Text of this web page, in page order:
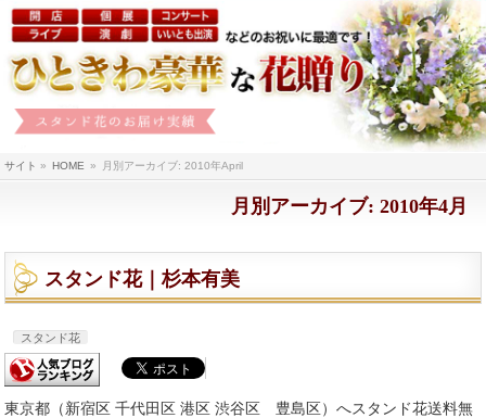
サイト » HOME » 月別アーカイブ: 2010年April
月別アーカイブ: 2010年4月
スタンド花｜杉本有美
スタンド花
東京都（新宿区 千代田区 港区 渋谷区 豊島区）へスタンド花送料無